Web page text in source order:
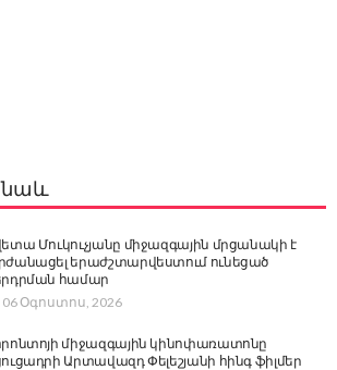
նաև
Մուկուչյանը միջազգային մրցանակի է
երաժշտարվեստում ունեցած
համար
06 Օգոստոս, 2026
միջազգային կինոփառատոնը
Արտավազդ Փելեշյանի հինգ ֆիլմեր